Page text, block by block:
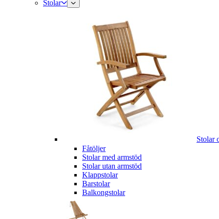
Stolar
Stolar
Fåtöljer
Stolar med armstöd
Stolar utan armstöd
Klappstolar
Barstolar
Balkongstolar